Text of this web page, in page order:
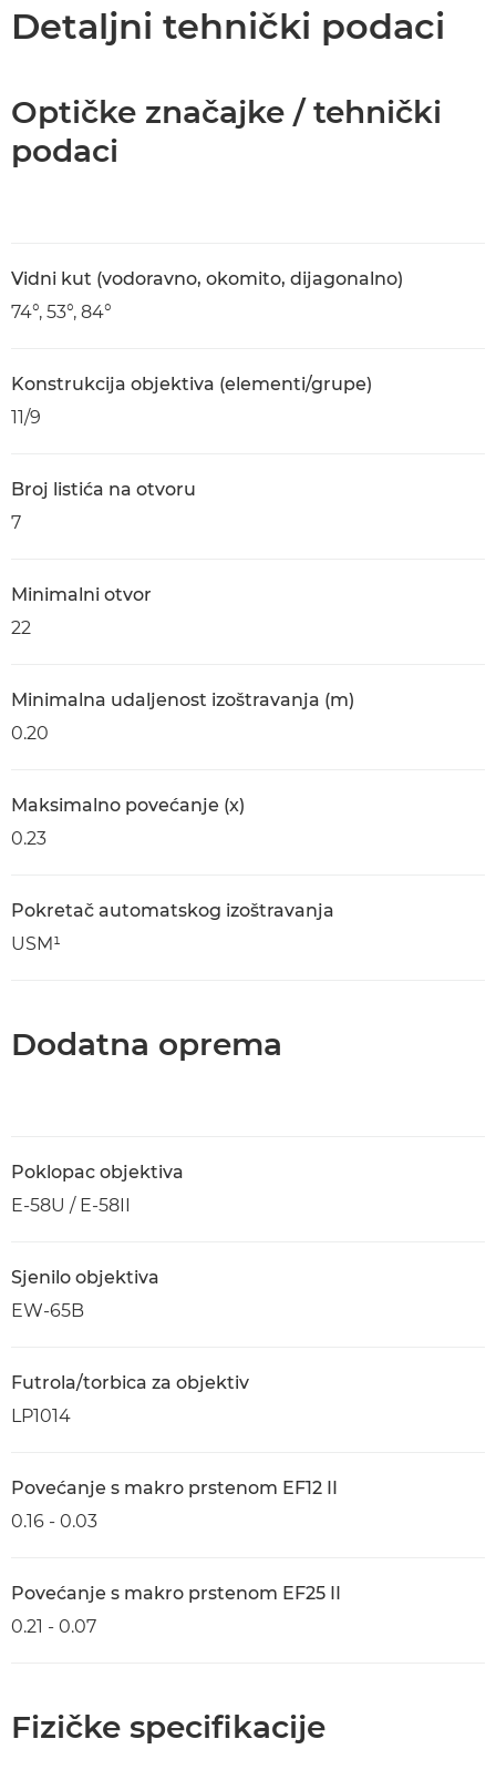
Detaljni tehnički podaci
Optičke značajke / tehnički
podaci
Vidni kut (vodoravno, okomito, dijagonalno)
74°, 53°, 84°
Konstrukcija objektiva (elementi/grupe)
11/9
Broj listića na otvoru
7
Minimalni otvor
22
Minimalna udaljenost izoštravanja (m)
0.20
Maksimalno povećanje (x)
0.23
Pokretač automatskog izoštravanja
USM¹
Dodatna oprema
Poklopac objektiva
E-58U / E-58II
Sjenilo objektiva
EW-65B
Futrola/torbica za objektiv
LP1014
Povećanje s makro prstenom EF12 II
0.16 - 0.03
Povećanje s makro prstenom EF25 II
0.21 - 0.07
Fizičke specifikacije